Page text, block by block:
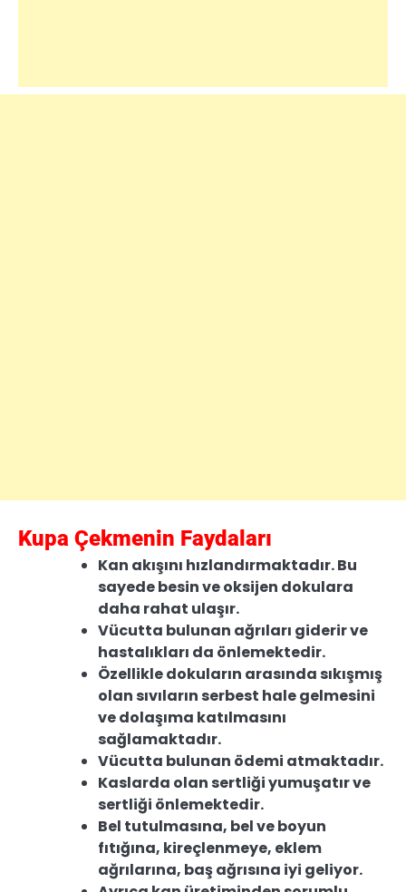
Kupa Çekmenin Faydaları
Kan akışını hızlandırmaktadır. Bu
sayede besin ve oksijen dokulara
daha rahat ulaşır.
Vücutta bulunan ağrıları giderir ve
hastalıkları da önlemektedir.
Özellikle dokuların arasında sıkışmış
olan sıvıların serbest hale gelmesini
ve dolaşıma katılmasını
sağlamaktadır.
Vücutta bulunan ödemi atmaktadır.
Kaslarda olan sertliği yumuşatır ve
sertliği önlemektedir.
Bel tutulmasına, bel ve boyun
fıtığına, kireçlenmeye, eklem
ağrılarına, baş ağrısına iyi geliyor.